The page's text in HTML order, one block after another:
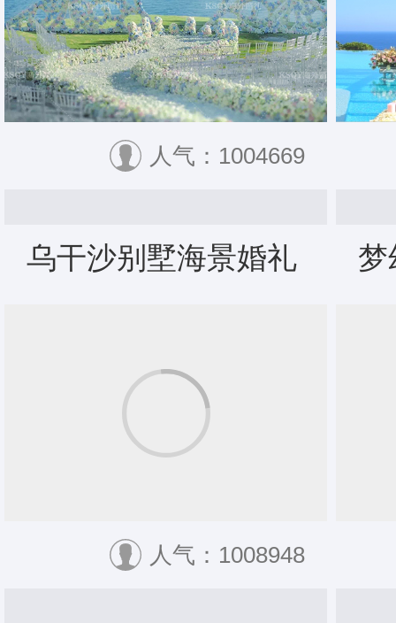
人气：1004669
乌干沙别墅海景婚礼
人气：1008948
梦